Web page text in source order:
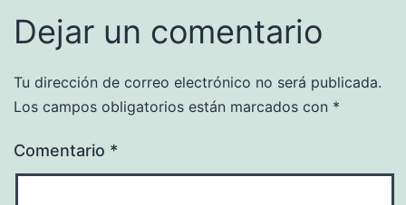
Dejar un comentario
Tu dirección de correo electrónico no será publicada.
Los campos obligatorios están marcados con *
Comentario *